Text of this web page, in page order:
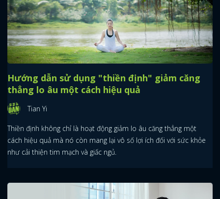
Hướng dẫn sử dụng "thiền định" giảm căng
thẳng lo âu một cách hiệu quả
Tian Yi
Thiền định không chỉ là hoạt động giảm lo âu căng thẳng một
cách hiệu quả mà nó còn mang lại vô số lợi ích đối với sức khỏe
như cải thiện tim mạch và giấc ngủ.